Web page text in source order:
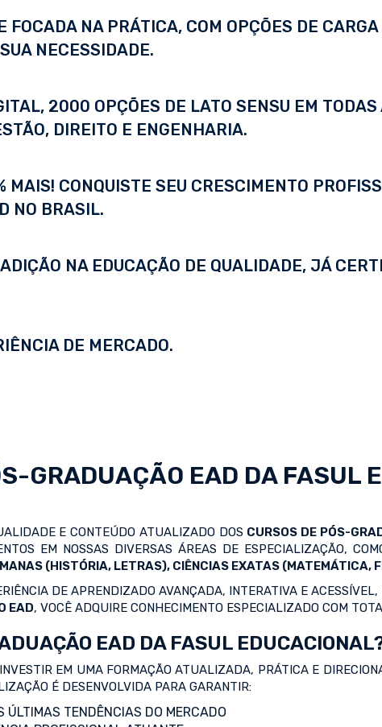
NA PRÁTICA, COM OPÇÕES DE
NECESSIDADE.
2000 OPÇÕES DE LATO SENSU EM
DIREITO E ENGENHARIA.
CONQUISTE SEU CRESCIMENTO
NO BRASIL.
NA EDUCAÇÃO DE QUALIDADE, JÁ
DE MERCADO.
GRADUAÇÃO EAD DA FASUL
E CONTEÚDO ATUALIZADO DOS CURSOS DE PÓS-
EM NOSSAS DIVERSAS ÁREAS DE ESPECIALIZAÇÃO,
(HISTÓRIA, LETRAS), CIÊNCIAS EXATAS (MATEMÁTICA,
DE APRENDIZADO AVANÇADA, INTERATIVA E
EAD, VOCÊ ADQUIRE CONHECIMENTO ESPECIALIZADO COM
EAD DA FASUL
EM UMA FORMAÇÃO ATUALIZADA, PRÁTICA E
É DESENVOLVIDA PARA GARANTIR:
TENDÊNCIAS DO MERCADO